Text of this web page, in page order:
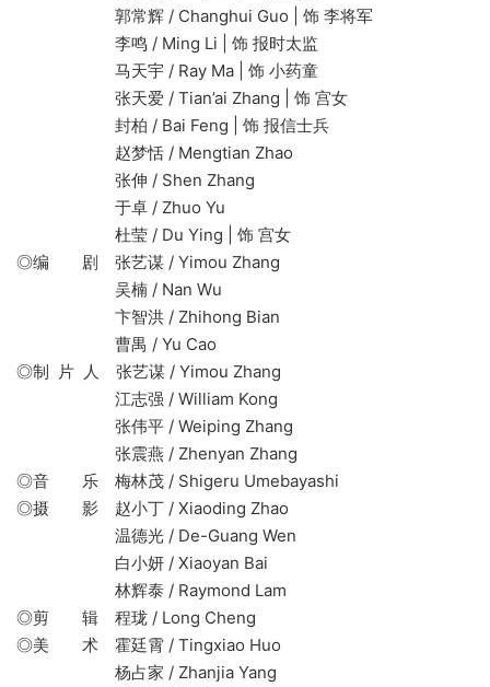
郭常辉 / Changhui Guo | 饰 李将军
李鸣 / Ming Li | 饰 报时太监
马天宇 / Ray Ma | 饰 小药童
张天爱 / Tian’ai Zhang | 饰 宫女
封柏 / Bai Feng | 饰 报信士兵
赵梦恬 / Mengtian Zhao
张伸 / Shen Zhang
于卓 / Zhuo Yu
杜莹 / Du Ying | 饰 宫女
◎编 剧 张艺谋 / Yimou Zhang
吴楠 / Nan Wu
卞智洪 / Zhihong Bian
曹禺 / Yu Cao
◎制 片 人 张艺谋 / Yimou Zhang
江志强 / William Kong
张伟平 / Weiping Zhang
张震燕 / Zhenyan Zhang
◎音 乐 梅林茂 / Shigeru Umebayashi
◎摄 影 赵小丁 / Xiaoding Zhao
温德光 / De-Guang Wen
白小妍 / Xiaoyan Bai
林辉泰 / Raymond Lam
◎剪 辑 程珑 / Long Cheng
◎美 术 霍廷霄 / Tingxiao Huo
杨占家 / Zhanjia Yang